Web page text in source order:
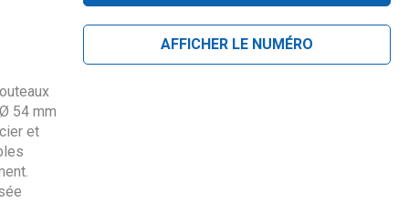
54 mm
et
AFFICHER LE NUMÉRO